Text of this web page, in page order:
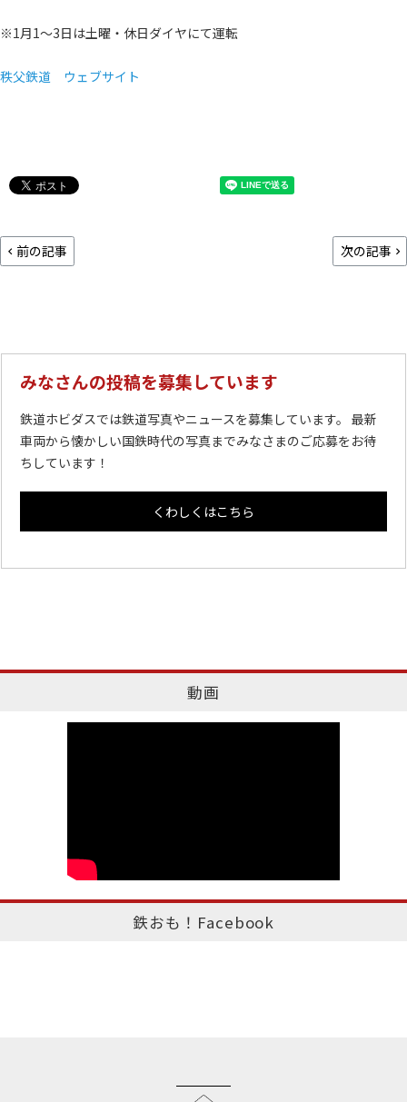
※1月1～3日は土曜・休日ダイヤにて運転
秩父鉄道 ウェブサイト
前の記事 次の記事
みなさんの投稿を募集しています
鉄道ホビダスでは鉄道写真やニュースを募集しています。 最新
車両から懐かしい国鉄時代の写真までみなさまのご応募をお待
ちしています！
くわしくはこちら
動画
鉄おも！Facebook